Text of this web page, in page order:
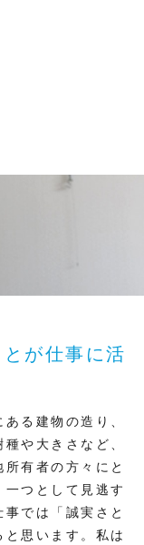
が仕事に活
る建物の造り、
や大きさなど、
有者の方々にと
つとして見逃す
では「誠実さと
思います。私は